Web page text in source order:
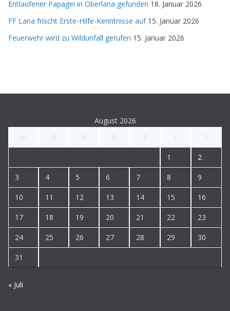
Entlaufener Papagei in Oberlana gefunden 18. Januar 2026
FF Lana frischt Erste-Hilfe-Kenntnisse auf 15. Januar 2026
Feuerwehr wird zu Wildunfall gerufen 15. Januar 2026
August 2026
1 2
3 4 5 6 7 8 9
10 11 12 13 14 15 16
17 18 19 20 21 22 23
24 25 26 27 28 29 30
31
« Juli